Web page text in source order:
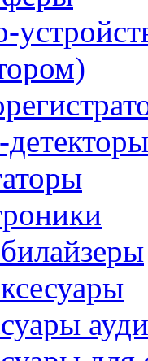
детекторы